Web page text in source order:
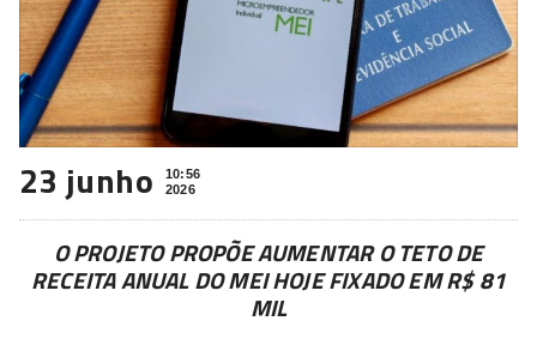
23 junho
10:56
2026
O PROJETO PROPÕE AUMENTAR O TETO DE
RECEITA ANUAL DO MEI HOJE FIXADO EM R$ 81
MIL